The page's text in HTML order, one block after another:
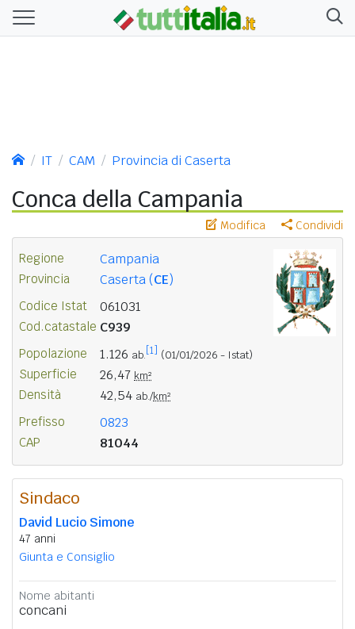
IT CAM Provincia di Caserta
Conca della Campania
Modifica Condividi
Regione Campania
Provincia Caserta (CE)
Codice Istat 061031
Cod.catastale C939
Popolazione 1.126 ab. [1] (01/01/2026 - Istat)
Superficie 26,47 km²
Densità 42,54 ab./km²
Prefisso 0823
CAP 81044
Sindaco
David Lucio Simone
47 anni
Giunta e Consiglio
Nome abitanti
concani